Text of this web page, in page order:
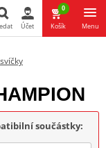
Účet
0
Košík Menu
součástky: